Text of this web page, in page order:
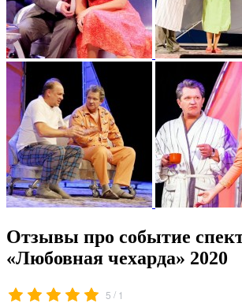
Отзывы про событие
«Любовная чехарда» 2020
5 / 1